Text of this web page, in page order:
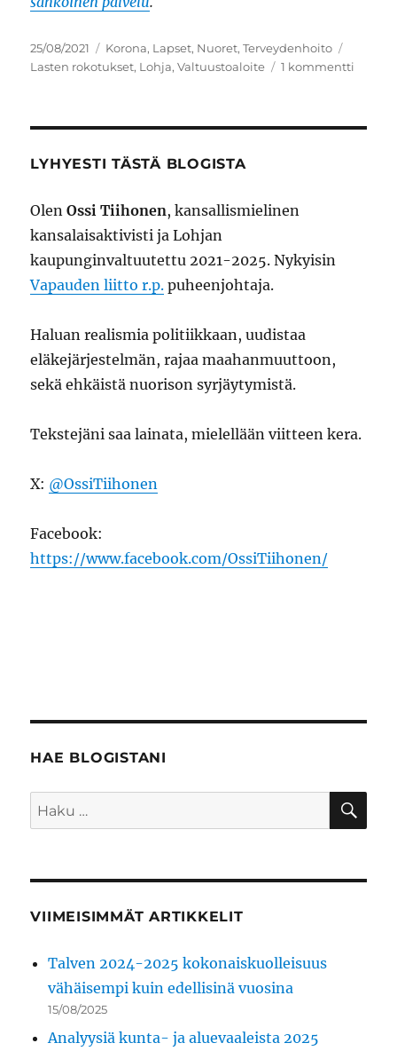
Julkaistu
25/08/2021 Kategoriat
Korona, Lapset, Nuoret,Terveydenhoito
Lasten rokotukset, Lohja,Valtuustoaloite 1 kommentti
LYHYESTI TÄSTÄ BLOGISTA
OlenOssi Tiihonen, kansallismielinen
kansalaisaktivisti ja Lohjan
kaupunginvaltuutettu 2021-2025. Nykyisin
Vapauden liitto r.p. puheenjohtaja.
Haluan realismia politiikkaan, uudistaa
eläkejärjestelmän, rajaa maahanmuuttoon,
sekä ehkäistä nuorison syrjäytymistä.
Tekstejäni saa lainata, mielellään viitteen kera.
X: @OssiTiihonen
Facebook:
https://www.facebook.com/OssiTiihonen/
HAE BLOGISTANI
Etsi:
VIIMEISIMMÄT ARTIKKELIT
Talven 2024-2025 kokonaiskuolleisuus
vähäisempi kuin edellisinä vuosina
15/08/2025
Analyysiä kunta- ja aluevaaleista 2025